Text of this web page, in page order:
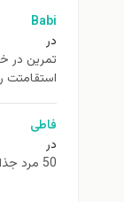
Babi
در
استقامتت
فاطی
در
50 مرد جذاب همه دوران ها